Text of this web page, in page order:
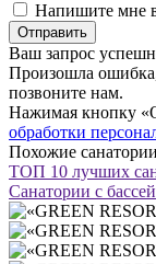
Напишите мне
Отправить
Ваш запрос
Произошла
позвоните нам.
Нажимая кнопку
обработки
Похожие
ТОП 10 лучших
Санатории с